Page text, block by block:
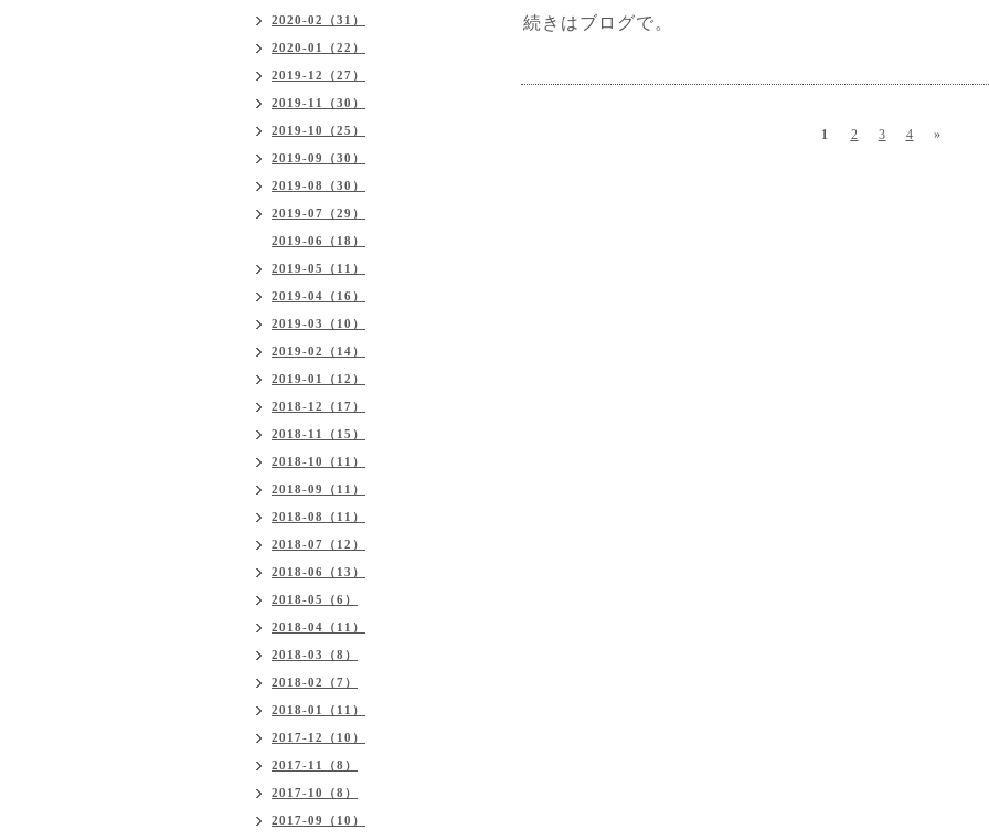
続きはブログで。
1 2 3 4 »
2020-02（31）
2020-01（22）
2019-12（27）
2019-11（30）
2019-10（25）
2019-09（30）
2019-08（30）
2019-07（29）
2019-06（18）
2019-05（11）
2019-04（16）
2019-03（10）
2019-02（14）
2019-01（12）
2018-12（17）
2018-11（15）
2018-10（11）
2018-09（11）
2018-08（11）
2018-07（12）
2018-06（13）
2018-05（6）
2018-04（11）
2018-03（8）
2018-02（7）
2018-01（11）
2017-12（10）
2017-11（8）
2017-10（8）
2017-09（10）